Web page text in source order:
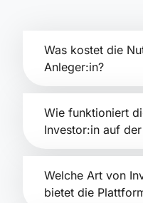
Was kostet die
Anleger:in?
Wie funktioniert
Investor:in auf
Welche Art von
bietet die